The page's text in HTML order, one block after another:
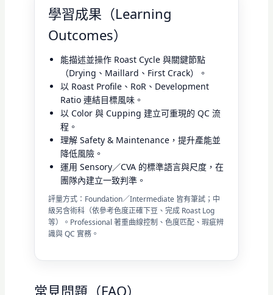
學習成果（Learning
Outcomes）
能描述並操作 Roast Cycle 與關鍵節點
（Drying、Maillard、First Crack）。
以 Roast Profile、RoR、Development
Ratio 連結目標風味。
以 Color 與 Cupping 建立可重現的 QC 流
程。
理解 Safety & Maintenance，提升產能並
降低風險。
運用 Sensory／CVA 的標準語言與尺度，在
團隊內建立一致判準。
評量方式：Foundation／Intermediate 皆有筆試；中
級另含術科（依參考色度正確下豆、完成 Roast Log
等）。Professional 著重曲線控制、色度匹配、瑕疵辨
識與 QC 實務。
常見問題（FAQ）